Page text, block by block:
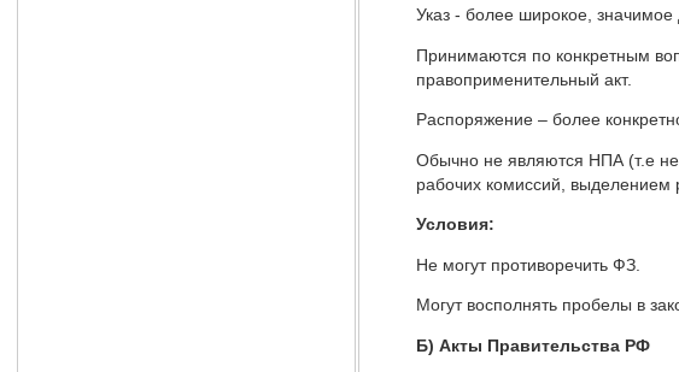
Указ - более широкое, значимое
Принимаются по конкретным
правоприменительный акт.
Распоряжение – более
Обычно не являются НПА (т.е
рабочих комиссий, выделением
Условия:
Не могут противоречить ФЗ.
Могут восполнять пробелы в
Б) Акты Правительства РФ